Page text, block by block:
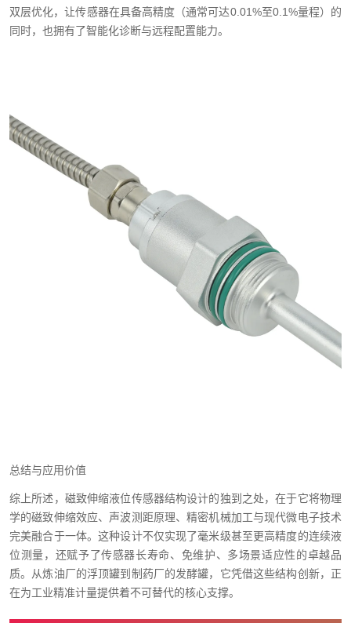
双层优化，让传感器在具备高精度（通常可达0.01%至0.1%量程）的
同时，也拥有了智能化诊断与远程配置能力。
总结与应用价值
综上所述，磁致伸缩液位传感器结构设计的独到之处，在于它将物理
学的磁致伸缩效应、声波测距原理、精密机械加工与现代微电子技术
完美融合于一体。这种设计不仅实现了毫米级甚至更高精度的连续液
位测量，还赋予了传感器长寿命、免维护、多场景适应性的卓越品
质。从炼油厂的浮顶罐到制药厂的发酵罐，它凭借这些结构创新，正
在为工业精准计量提供着不可替代的核心支撑。